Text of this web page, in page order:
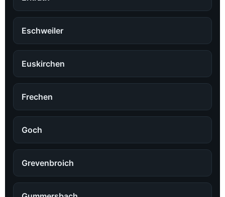
Eschweiler
Euskirchen
Frechen
Goch
Grevenbroich